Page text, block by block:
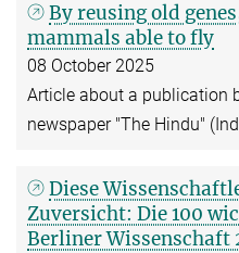
By reusing old
mammals able to fly
08 October 2025
Article about a publication
newspaper "The Hindu"
Diese
Zuversicht: Die 100
Berliner Wissenschaft